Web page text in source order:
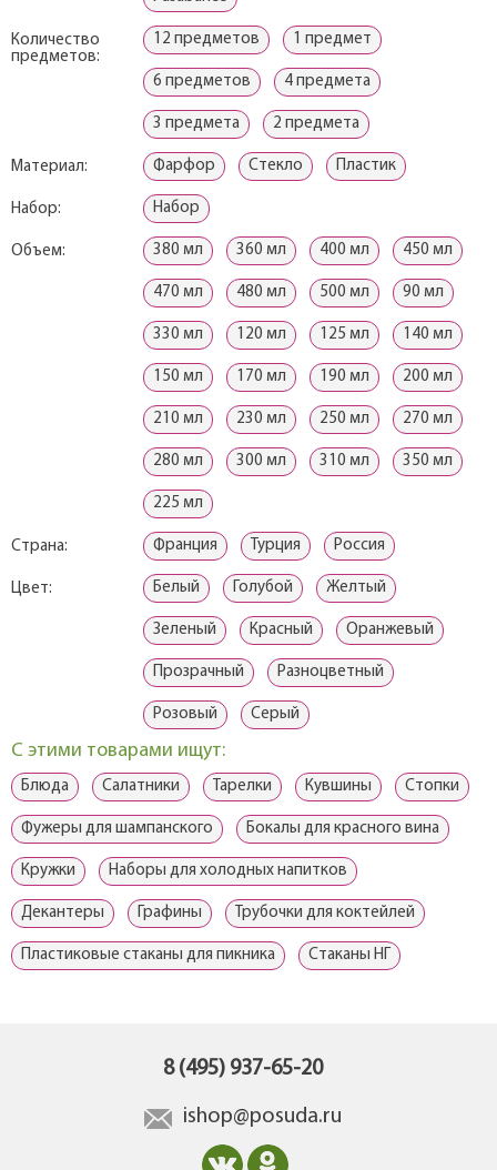
Количество
предметов:
12 предметов 1 предмет
6 предметов 4 предмета
3 предмета 2 предмета
Материал: Фарфор Стекло Пластик
Набор: Набор
Объем: 380 мл 360 мл 400 мл 450 мл
470 мл 480 мл 500 мл 90 мл
330 мл 120 мл 125 мл 140 мл
150 мл 170 мл 190 мл 200 мл
210 мл 230 мл 250 мл 270 мл
280 мл 300 мл 310 мл 350 мл
225 мл
Страна: Франция Турция Россия
Цвет: Белый Голубой Желтый
Зеленый Красный Оранжевый
Прозрачный Разноцветный
Розовый Серый
С этими товарами ищут:
Блюда Салатники Тарелки Кувшины Стопки
Фужеры для шампанского Бокалы для красного вина
Кружки Наборы для холодных напитков
Декантеры Графины Трубочки для коктейлей
Пластиковые стаканы для пикника Стаканы НГ
8 (495) 937-65-20
ishop@posuda.ru